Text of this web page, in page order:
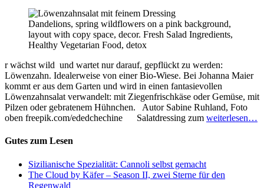
Dandelions, spring wildflowers on a pink background,
layout with copy space, decor. Fresh Salad Ingredients,
Healthy Vegetarian Food, detox
r wächst wild und wartet nur darauf, gepflückt zu werden:
Löwenzahn. Idealerweise von einer Bio-Wiese. Bei Johanna Maier
kommt er aus dem Garten und wird in einen fantasievollen
Löwenzahnsalat verwandelt: mit Ziegenfrischkäse oder Gemüse, mit
Pilzen oder gebratenem Hühnchen. Autor Sabine Ruhland, Foto
oben freepik.com/ededchechine Salatdressing zum weiterlesen…
Gutes zum Lesen
Sizilianische Spezialität: Cannoli selbst gemacht
The Cloud by Käfer – Season II, zwei Sterne für den
Regenwald